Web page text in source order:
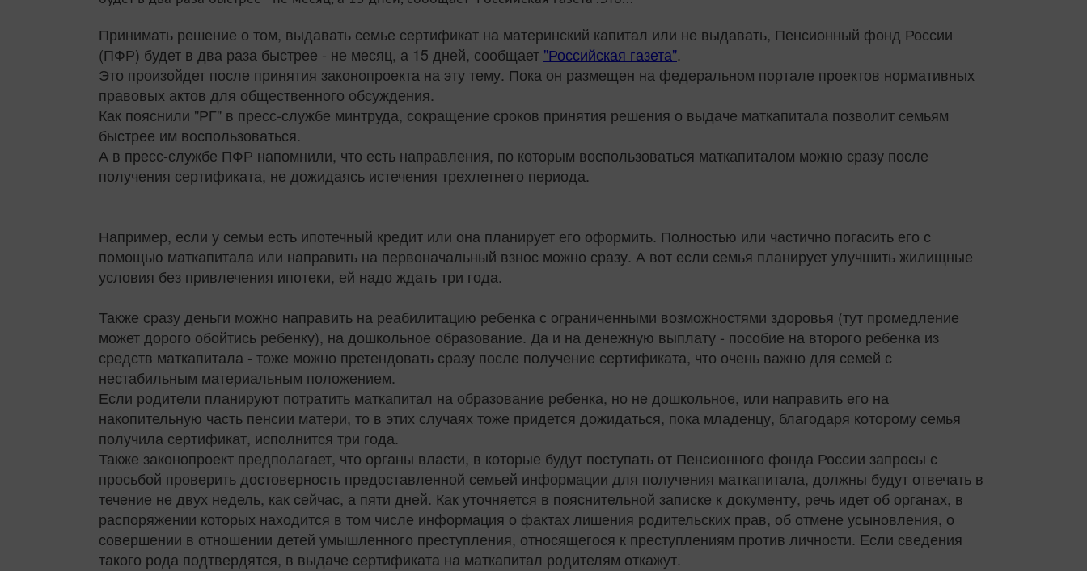
Принимать решение о том, выдавать семье сертификат на материнский капитал или не выдавать, Пенсионный фонд России
(ПФР) будет в два раза быстрее - не месяц, а 15 дней, сообщает "Российская газета".
Это произойдет после принятия законопроекта на эту тему. Пока он размещен на федеральном портале проектов нормативных
правовых актов для общественного обсуждения.
Как пояснили "РГ" в пресс-службе минтруда, сокращение сроков принятия решения о выдаче маткапитала позволит семьям
быстрее им воспользоваться.
А в пресс-службе ПФР напомнили, что есть направления, по которым воспользоваться маткапиталом можно сразу после
получения сертификата, не дожидаясь истечения трехлетнего периода.
Например, если у семьи есть ипотечный кредит или она планирует его оформить. Полностью или частично погасить его с
помощью маткапитала или направить на первоначальный взнос можно сразу. А вот если семья планирует улучшить жилищные
условия без привлечения ипотеки, ей надо ждать три года.
Также сразу деньги можно направить на реабилитацию ребенка с ограниченными возможностями здоровья (тут промедление
может дорого обойтись ребенку), на дошкольное образование. Да и на денежную выплату - пособие на второго ребенка из
средств маткапитала - тоже можно претендовать сразу после получение сертификата, что очень важно для семей с
нестабильным материальным положением.
Если родители планируют потратить маткапитал на образование ребенка, но не дошкольное, или направить его на
накопительную часть пенсии матери, то в этих случаях тоже придется дожидаться, пока младенцу, благодаря которому семья
получила сертификат, исполнится три года.
Также законопроект предполагает, что органы власти, в которые будут поступать от Пенсионного фонда России запросы с
просьбой проверить достоверность предоставленной семьей информации для получения маткапитала, должны будут отвечать в
течение не двух недель, как сейчас, а пяти дней. Как уточняется в пояснительной записке к документу, речь идет об органах, в
распоряжении которых находится в том числе информация о фактах лишения родительских прав, об отмене усыновления, о
совершении в отношении детей умышленного преступления, относящегося к преступлениям против личности. Если сведения
такого рода подтвердятся, в выдаче сертификата на маткапитал родителям откажут.